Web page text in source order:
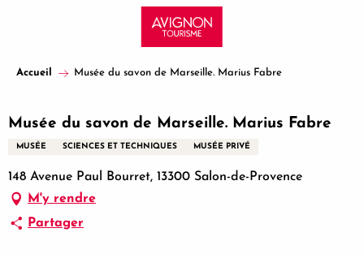
principal
Accueil Musée du savon de Marseille. Marius Fabre
Musée du savon de Marseille. Marius Fabre
MUSÉE SCIENCES ET TECHNIQUES MUSÉE PRIVÉ
148 Avenue Paul Bourret, 13300 Salon-de-Provence
M'y rendre
Partager